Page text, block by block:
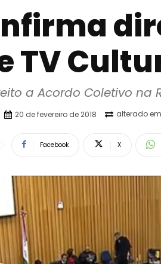
TV
a Acordo Coletivo na
20 de fevereiro de 2018 alterado
Facebook X